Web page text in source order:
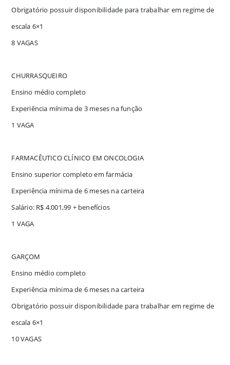
Obrigatório possuir disponibilidade para trabalhar em regime de
escala 6×1
8 VAGAS
CHURRASQUEIRO
Ensino médio completo
Experiência mínima de 3 meses na função
1 VAGA
FARMACÊUTICO CLÍNICO EM ONCOLOGIA
Ensino superior completo em farmácia
Experiência mínima de 6 meses na carteira
Salário: R$ 4.001,99 + benefícios
1 VAGA
GARÇOM
Ensino médio completo
Experiência mínima de 6 meses na carteira
Obrigatório possuir disponibilidade para trabalhar em regime de
escala 6×1
10 VAGAS